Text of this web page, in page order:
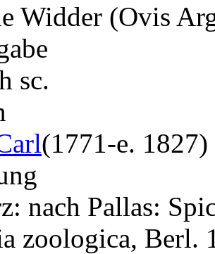
Widder (Ovis
sc.
(1771-e. 1827)
nach Pallas:
zoologica, Berl.